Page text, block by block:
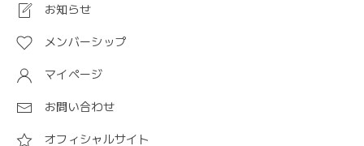
お知らせ
メンバーシップ
マイページ
お問い合わせ
オフィシャルサイト